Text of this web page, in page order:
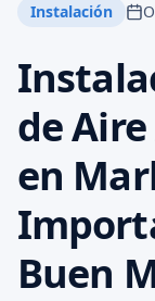
Instalación
de
en
Buen